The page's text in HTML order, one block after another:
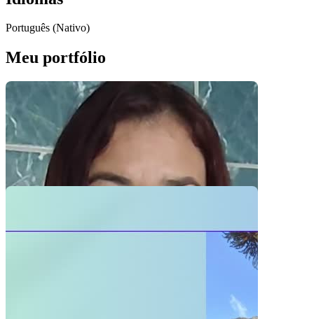
Português (Nativo)
Meu portfólio